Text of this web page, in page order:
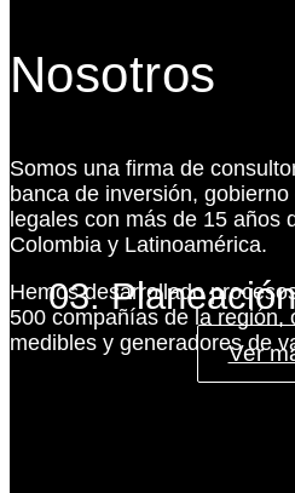
03.
Ver
Nosotros
Somos una firma de
banca de inversión,
legales con más de 15 años
Colombia y Latinoamérica.
Hemos desarrollado
500 compañías de la región,
medibles y generadores de